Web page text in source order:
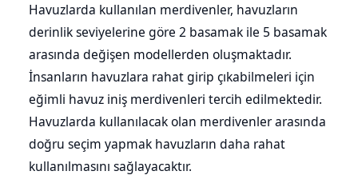
Havuzlarda kullanılan merdivenler, havuzların
derinlik seviyelerine göre 2 basamak ile 5 basamak
arasında değişen modellerden oluşmaktadır.
İnsanların havuzlara rahat girip çıkabilmeleri için
eğimli havuz iniş merdivenleri tercih edilmektedir.
Havuzlarda kullanılacak olan merdivenler arasında
doğru seçim yapmak havuzların daha rahat
kullanılmasını sağlayacaktır.